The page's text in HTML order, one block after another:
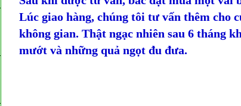
Lúc giao hàng, chúng tôi tư vấn thêm cho
không gian. Thật ngạc nhiên sau 6 tháng
mướt và những quả ngọt đu đưa.